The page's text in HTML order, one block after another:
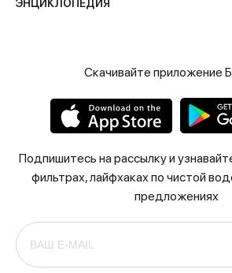
ЭНЦИКЛОПЕДИЯ
Скачивайте приложение
Подпишитесь на рассылку и
фильтрах, лайфхаках по чистой
предложениях